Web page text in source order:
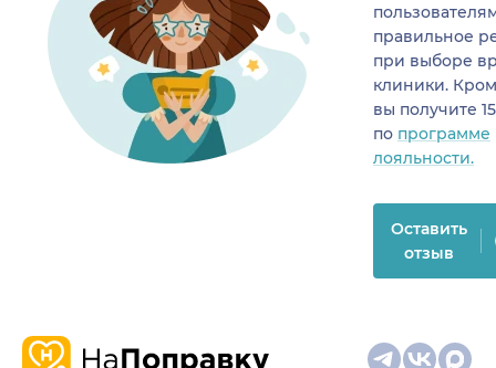
правильное
при выборе
клиники.
вы получите
по программе
лояльности.
Оставить
отзыв